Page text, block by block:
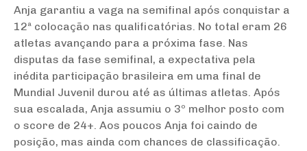
Anja garantiu a vaga na semifinal após conquistar a
12ª colocação nas qualificatórias. No total eram 26
atletas avançando para a próxima fase. Nas
disputas da fase semifinal, a expectativa pela
inédita participação brasileira em uma final de
Mundial Juvenil durou até as últimas atletas. Após
sua escalada, Anja assumiu o 3º melhor posto com
o score de 24+. Aos poucos Anja foi caindo de
posição, mas ainda com chances de classificação.